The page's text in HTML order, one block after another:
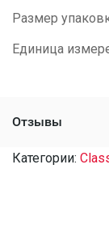
Размер
Единица
Отзывы
Категории: